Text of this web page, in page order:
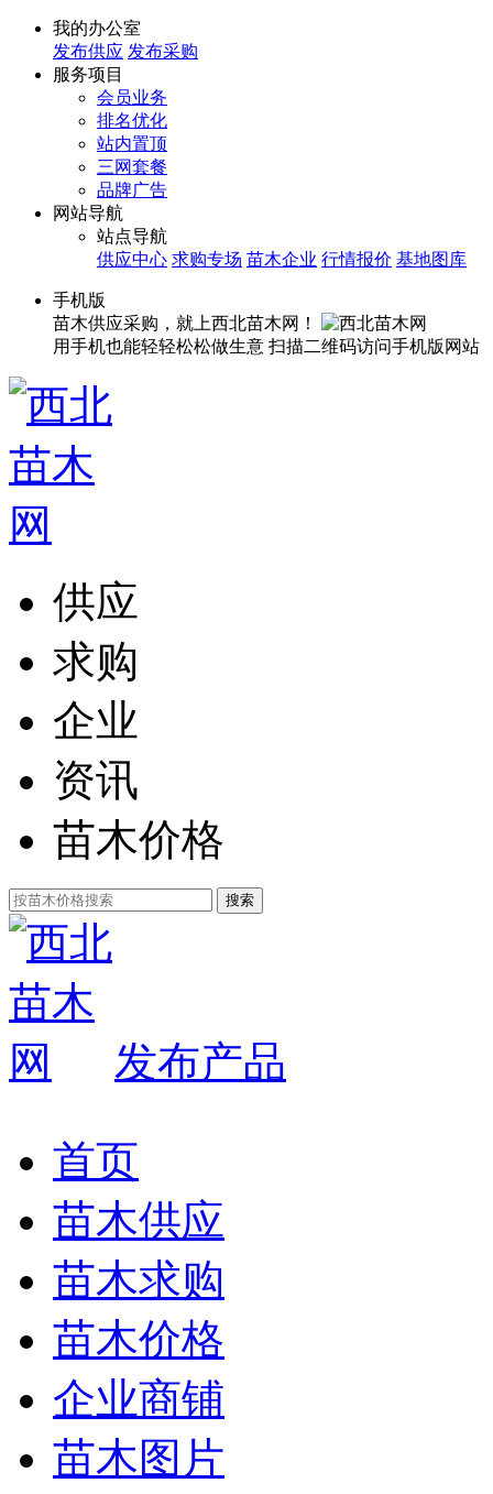
我的办公室
发布供应 发布采购
服务项目
会员业务
排名优化
站内置顶
三网套餐
品牌广告
网站导航
站点导航
供应中心 求购专场 苗木企业 行情报价 基地图库
手机版
苗木供应采购，就上西北苗木网！
用手机也能轻轻松松做生意 扫描二维码访问手机版网站
供应
求购
企业
资讯
苗木价格
发布产品
首页
苗木供应
苗木求购
苗木价格
企业商铺
苗木图片